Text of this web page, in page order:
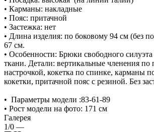
• Карманы: накладные
• Пояс: притачной
• Застежка: нет
• Длина изделия: по боковому 94 см (без
67 см.
• Особенности: Брюки свободного
ткани. Детали: вертикальные членения по
настрочкой, кокетка по спинке, карманы
кокетки, притачной пояс с резиной. Без
• Параметры модели :83-61-89
• Рост модели на фото: 171 см
Галерея
1/0 —